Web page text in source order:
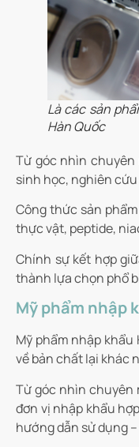
Là các sản
Hàn Quốc
Từ góc nhìn
sinh học, nghiên
Công thức sản
thực vật, peptide,
Chính sự kết hợp
thành lựa chọn phổ
Mỹ phẩm nhập
Mỹ phẩm nhập
về bản chất lại khác
Từ góc nhìn chuyên
đơn vị nhập khẩu
hướng dẫn sử dụng